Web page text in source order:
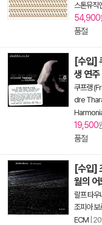
스톤뮤직
54,900
품절
[수입]
생 연주
쿠프랭
dre
19,500
품절
[수입]
월의 어
랄프 타
조피아
ECM